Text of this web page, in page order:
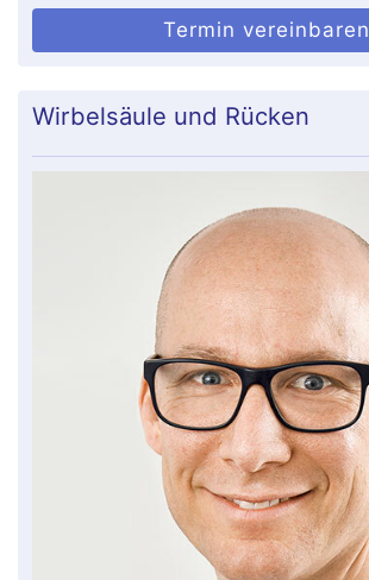
Termin vereinbaren
Wirbelsäule und Rücken